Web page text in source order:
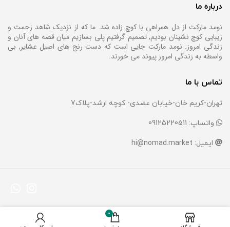
درباره ما
نومد مارکت از دل همراهی با کوچ زاده شد. ما که از نزدیک شاهد زحمت و
زیبایی کوچ نشینان بودیم, تصمیم گرفتیم پلی بسازیم میان قصه های آنان و
زندگی امروز. نومد مارکت جایی است که دست رنج های اصیل عشایر, بی
واسطه به زندگی امروز پیوند می خورند.
تماس با ما
تهران-کریم خان-خیابان عضدی- کوچه ارشد-پلاک7
واتساپ: 09125220511
ایمیل: hi@nomad.market
0